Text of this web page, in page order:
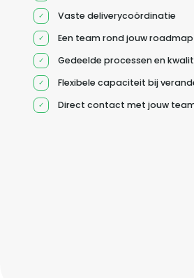
Vaste deliverycoördinatie
Een team rond jouw roadmap
Gedeelde processen en
Flexibele capaciteit bij
Direct contact met jouw